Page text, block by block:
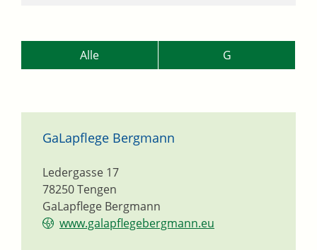
Alle G
GaLapflege Bergmann
GaLapflege Bergmann
Ledergasse 17
78250Tengen
www.galapflegebergmann.eu